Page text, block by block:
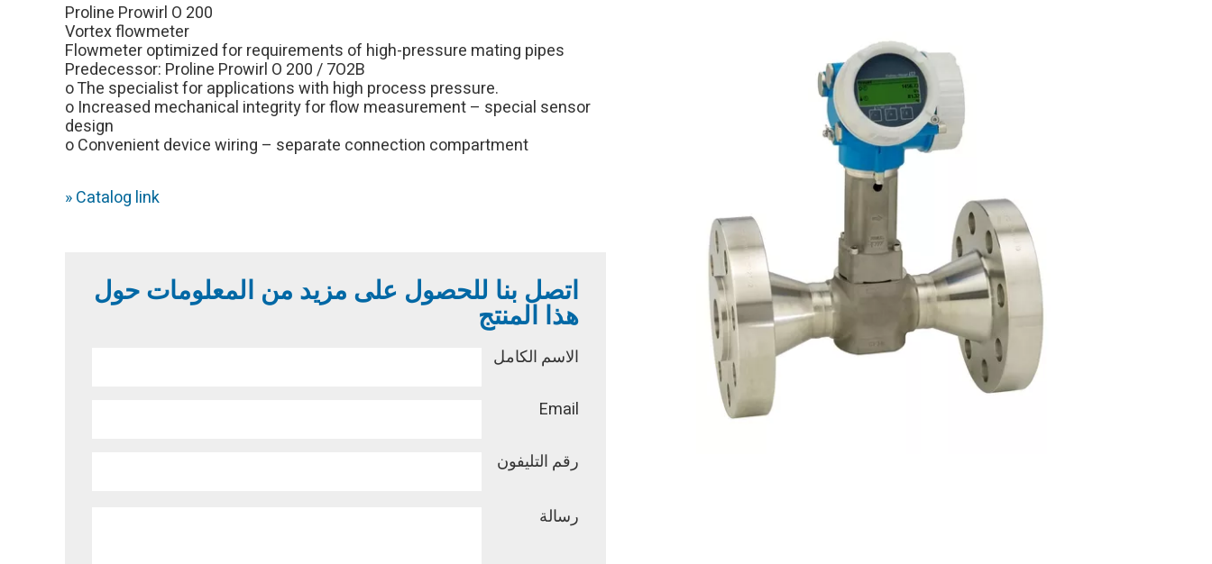
Proline Prowirl O 200
Vortex flowmeter
Flowmeter optimized for requirements of high-pressure mating pipes
Predecessor: Proline Prowirl O 200 / 7O2B
o The specialist for applications with high process pressure.
o Increased mechanical integrity for flow measurement – special sensor
design
o Convenient device wiring – separate connection compartment
» Catalog link
اتصل بنا للحصول على مزيد من المعلومات حول
هذا المنتج
الاسم الكامل
Email
رقم التليفون
رسالة